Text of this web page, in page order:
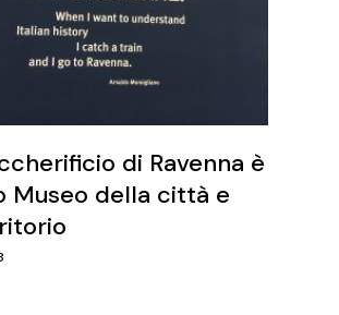
di Ravenna è
Museo della città e